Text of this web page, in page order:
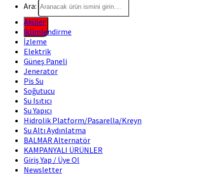
Ara:
Aküler
İklimlendirme
İzleme
Elektrik
Güneş Paneli
Jenerator
Pis Su
Soğutucu
Su Isıtıcı
Su Yapıcı
Hidrolik Platform/Pasarella/Kreyn
Su Altı Aydınlatma
BALMAR Alternatör
KAMPANYALI ÜRÜNLER
Giriş Yap / Üye Ol
Newsletter